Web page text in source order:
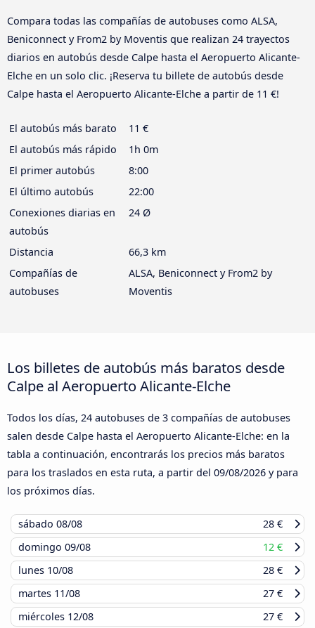
Compara todas las compañías de autobuses como ALSA,
Beniconnect y From2 by Moventis que realizan 24 trayectos
diarios en autobús desde Calpe hasta el Aeropuerto Alicante-
Elche en un solo clic. ¡Reserva tu billete de autobús desde
Calpe hasta el Aeropuerto Alicante-Elche a partir de 11 €!
El autobús más barato
11 €
El autobús más rápido
1h 0m
El primer autobús
8:00
El último autobús
22:00
Conexiones diarias en
autobús
24 Ø
Distancia
66,3 km
Compañías de
autobuses
ALSA, Beniconnect y From2 by
Moventis
Los billetes de autobús más baratos desde
Calpe al Aeropuerto Alicante-Elche
Todos los días, 24 autobuses de 3 compañías de autobuses
salen desde Calpe hasta el Aeropuerto Alicante-Elche: en la
tabla a continuación, encontrarás los precios más baratos
para los traslados en esta ruta, a partir del 09/08/2026 y para
los próximos días.
sábado 08/08
28 €
domingo 09/08
12 €
lunes 10/08
28 €
martes 11/08
27 €
miércoles 12/08
27 €